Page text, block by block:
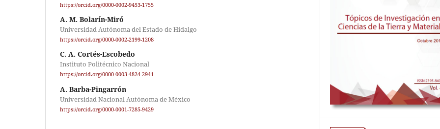
https://orcid.org/0000-0002-9453-1755
A. M. Bolarín-Miró
Universidad Autónoma del Estado de Hidalgo
https://orcid.org/0000-0002-2199-1208
C. A. Cortés-Escobedo
Instituto Politécnico Nacional
https://orcid.org/0000-0003-4824-2941
A. Barba-Pingarrón
Universidad Nacional Autónoma de México
https://orcid.org/0000-0001-7285-9429